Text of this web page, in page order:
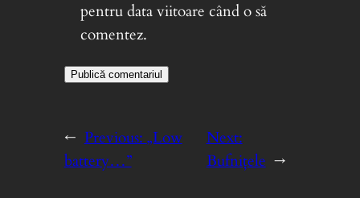
pentru data viitoare când o să
comentez.
← Previous: „Low
battery…”
Next:
Bufniţele →